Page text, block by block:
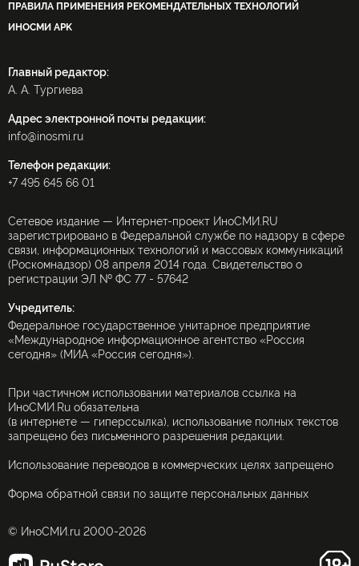
ПРАВИЛА ПРИМЕНЕНИЯ РЕКОМЕНДАТЕЛЬНЫХ ТЕХНОЛОГИЙ
ИНОСМИ APK
Главный редактор:
А. А. Тургиева
Адрес электронной почты редакции:
info@inosmi.ru
Телефон редакции:
+7 495 645 66 01
Сетевое издание — Интернет-проект ИноСМИ.RU
зарегистрировано в Федеральной службе по надзору в сфере
связи, информационных технологий и массовых коммуникаций
(Роскомнадзор) 08 апреля 2014 года. Свидетельство о
регистрации ЭЛ № ФС 77 - 57642
Учредитель:
Федеральное государственное унитарное предприятие
«Международное информационное агентство «Россия
сегодня» (МИА «Россия сегодня»).
При частичном использовании материалов ссылка на
ИноСМИ.Ru обязательна
(в интернете — гиперссылка), использование полных текстов
запрещено без письменного разрешения редакции.
Использование переводов в коммерческих целях запрещено
Форма обратной связи по защите персональных данных
© ИноСМИ.ru 2000-2026